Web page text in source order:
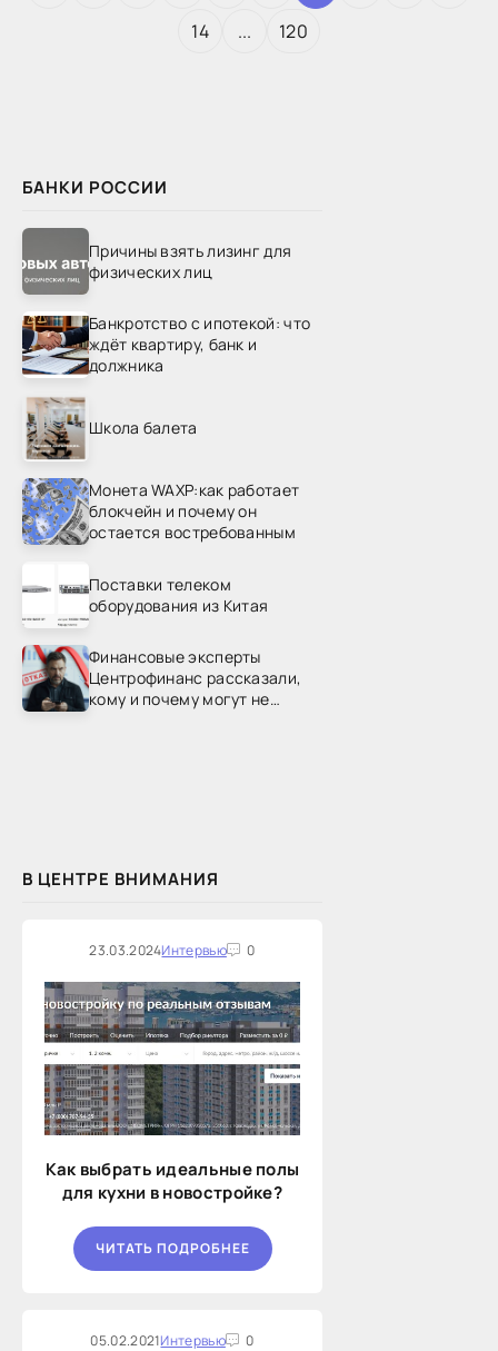
БАНКИ РОССИИ
Причины взять лизинг для
физических лиц
Банкротство с ипотекой: что
ждёт квартиру, банк и
должника
Школа балета
Монета WAXP:как работает
блокчейн и почему он
остается востребованным
Поставки телеком
оборудования из Китая
Финансовые эксперты
Центрофинанс рассказали,
кому и почему могут не
В ЦЕНТРЕ ВНИМАНИЯ
23.03.2024Интервью 0
Как выбрать идеальные полы
для кухни в новостройке?
ЧИТАТЬ ПОДРОБНЕЕ
05.02.2021Интервью 0
14
... 120